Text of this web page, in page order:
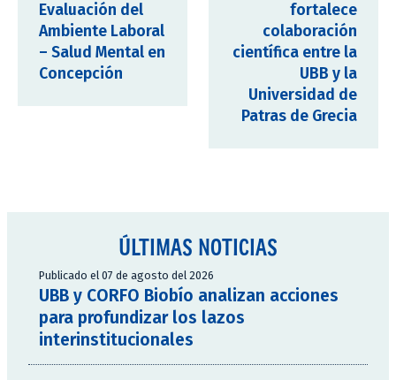
Evaluación del
Ambiente Laboral
– Salud Mental en
Concepción
fortalece
colaboración
científica entre la
UBB y la
Universidad de
Patras de Grecia
ÚLTIMAS NOTICIAS
Publicado el 07 de agosto del 2026
UBB y CORFO Biobío analizan acciones
para profundizar los lazos
interinstitucionales